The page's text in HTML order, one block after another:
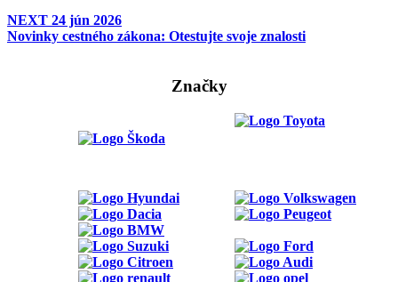
NEXT 24 jún 2026
Novinky cestného zákona: Otestujte svoje znalosti
Značky